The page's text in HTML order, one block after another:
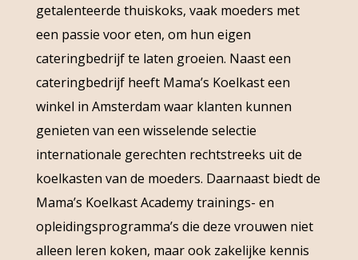
getalenteerde thuiskoks, vaak moeders met
een passie voor eten, om hun eigen
cateringbedrijf te laten groeien. Naast een
cateringbedrijf heeft Mama’s Koelkast een
winkel in Amsterdam waar klanten kunnen
genieten van een wisselende selectie
internationale gerechten rechtstreeks uit de
koelkasten van de moeders. Daarnaast biedt de
Mama’s Koelkast Academy trainings- en
opleidingsprogramma’s die deze vrouwen niet
alleen leren koken, maar ook zakelijke kennis